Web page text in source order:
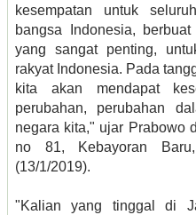
kesempatan untuk
bangsa Indonesia,
yang sangat penting,
rakyat Indonesia. Pada
kita akan mendapat
perubahan, perubahan
negara kita," ujar Prabowo
no 81, Kebayoran
(13/1/2019).
"Kalian yang tinggal di